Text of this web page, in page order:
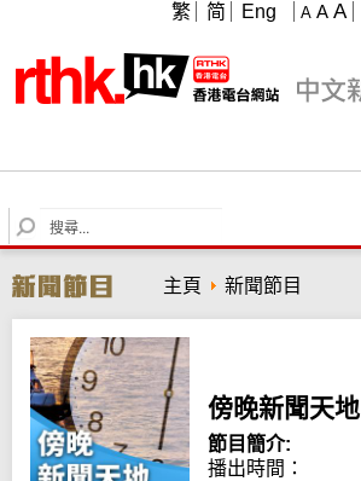
A A A
繁 简 Eng
S
e
r
c
h
主頁 新聞節目
傍晚新聞天地
節目簡介:
播出時間：